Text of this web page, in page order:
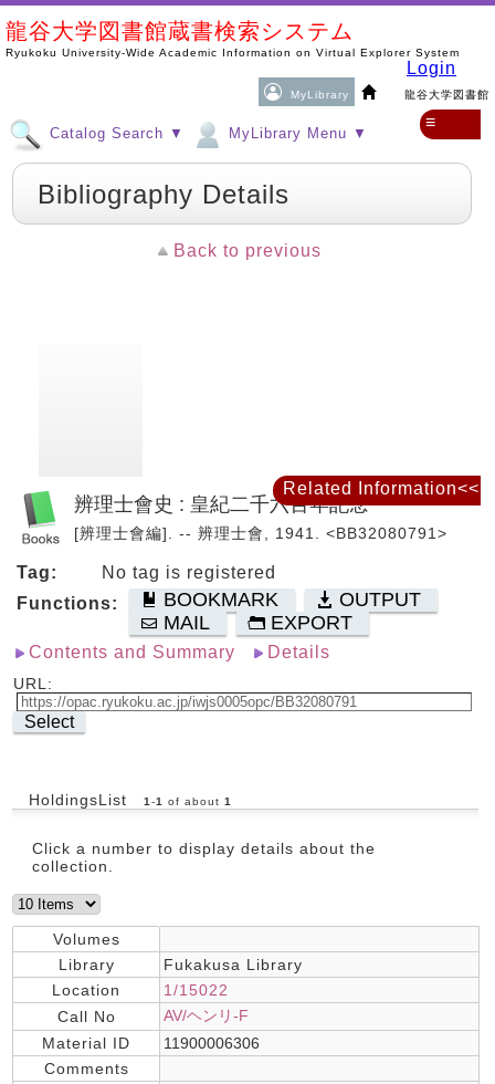
龍谷大学図書館蔵書検索システム
Ryukoku University-Wide Academic Information on Virtual Explorer System
MyLibrary 龍谷大学図書館
Login
Catalog Search ▼ MyLibrary Menu ▼
≡
Bibliography Details
Back to previous
辨理士會史 : 皇紀二千六百年記念
[辨理士會編]. -- 辨理士會, 1941. <BB32080791>
Tag:
No tag is registered
Functions:
BOOKMARK
OUTPUT
MAIL
EXPORT
Contents and Summary Details
URL:
Select
HoldingsList 1 -1 of about 1
Click a number to display details about the
collection.
Volumes
Library
Fukakusa Library
Location
1/15022
Call No
AV/ヘンリ-F
Material ID
11900006306
Comments
Related Information<<